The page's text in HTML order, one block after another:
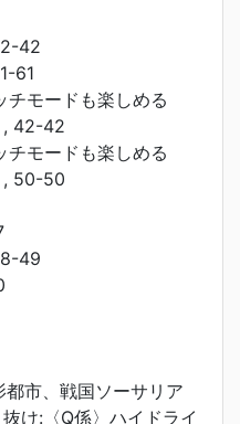
42
61
モードも楽しめる
, 42-42
モードも楽しめる
, 50-50
49
市、戦国ソーサリア
け:〈Q係〉ハイドライ